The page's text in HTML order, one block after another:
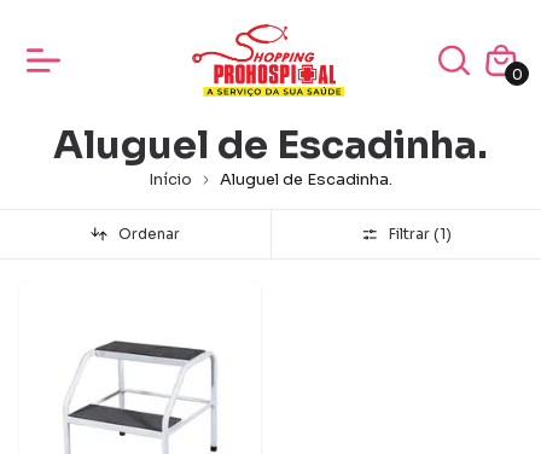
0
Aluguel de Escadinha.
Início Aluguel de Escadinha.
Ordenar Filtrar (1)